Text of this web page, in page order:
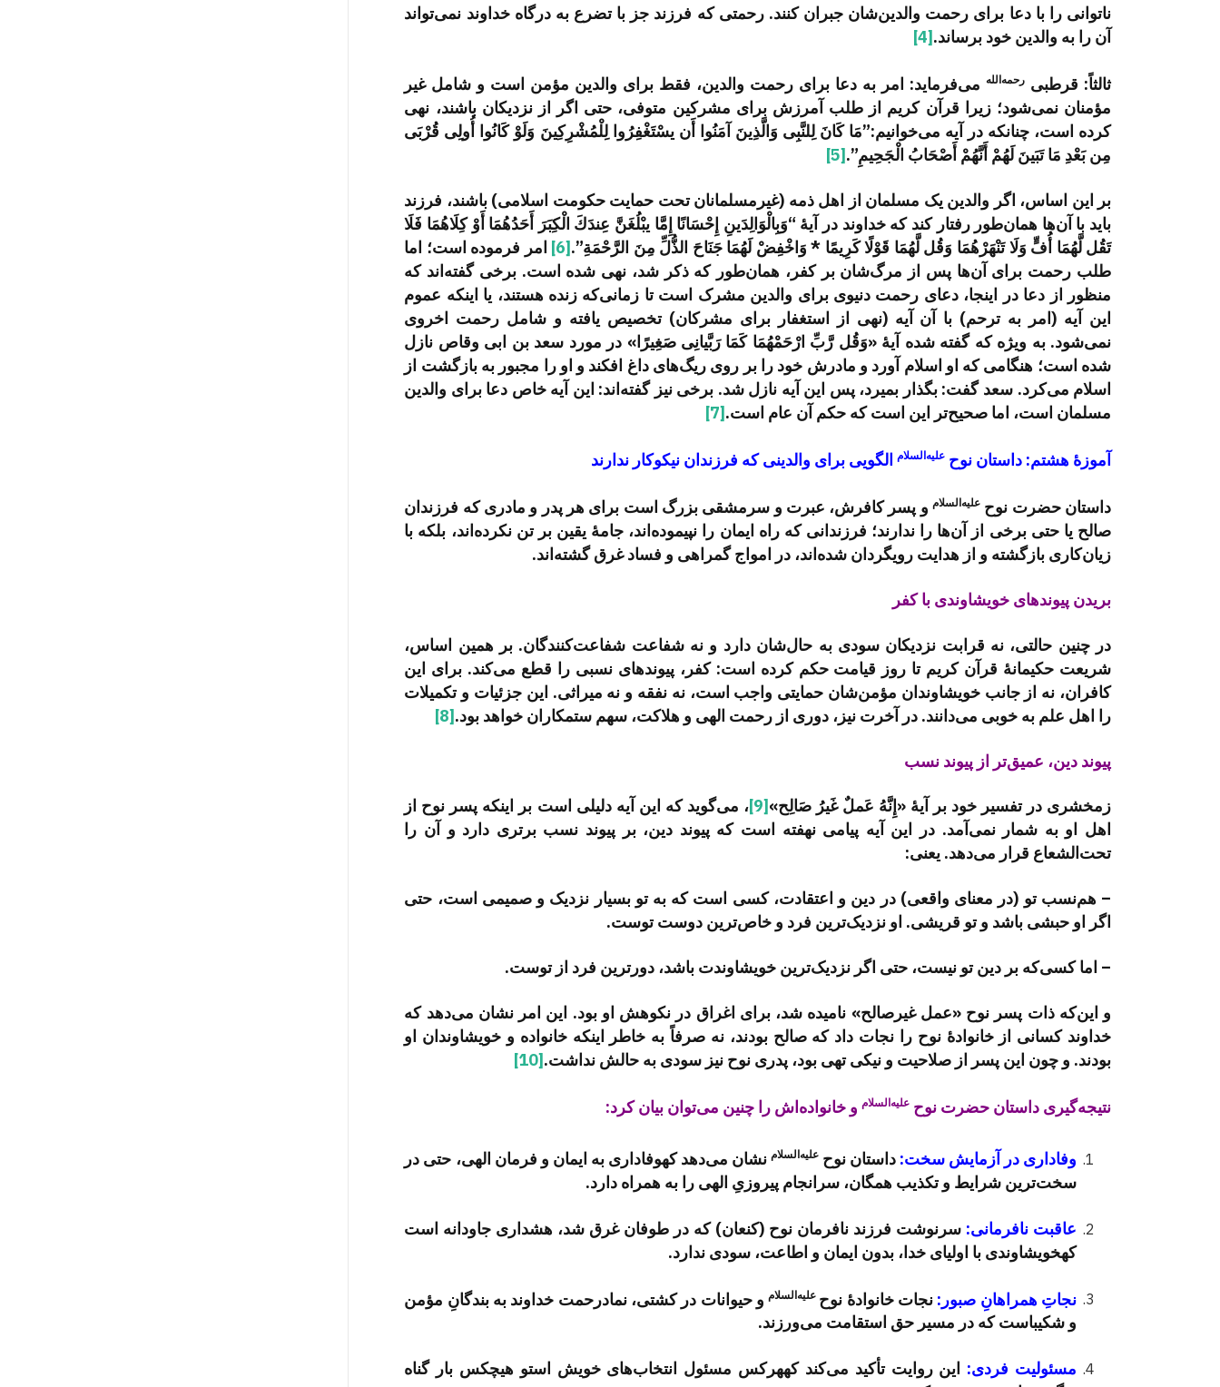
ناتوانی را با دعا برای رحمت والدین‌شان جبران کنند. رحمتی که فرزند جز با تضرع به درگاه خداوند نمی‌تواند
آن را به والدین خود برساند.[4]
ثالثاً: قرطبی رحمهالله می‌فرماید: امر به دعا برای رحمت والدین، فقط برای والدین مؤمن است و شامل غیر
مؤمنان نمی‌شود؛ زیرا قرآن کریم از طلب آمرزش برای مشرکین متوفی، حتی اگر از نزدیکان باشند، نهی
کرده است، چنانکه در آیه می‌خوانیم:”مَا كَانَ لِلنَّبِی وَالَّذِینَ آمَنُوا أَن یسْتَغْفِرُوا لِلْمُشْرِكِینَ وَلَوْ كَانُوا أُولِی قُرْبَى
مِن بَعْدِ مَا تَبَینَ لَهُمْ أَنَّهُمْ أَصْحَابُ الْجَحِیمِ”.[5]
بر این اساس، اگر والدین یک مسلمان از اهل ذمه (غیرمسلمانان تحت حمایت حکومت اسلامی) باشند، فرزند
باید با آن‌ها همان‌طور رفتار کند که خداوند در آیۀ “وَبِالْوَالِدَینِ إِحْسَانًا إِمَّا یبْلُغَنَّ عِندَكَ الْكِبَرَ أَحَدُهُمَا أَوْ كِلَاهُمَا فَلَا
تَقُل لَّهُمَا أُفٍّ وَلَا تَنْهَرْهُمَا وَقُل لَّهُمَا قَوْلًا كَرِیمًا * وَاخْفِضْ لَهُمَا جَنَاحَ الذُّلِّ مِنَ الرَّحْمَةِ”.[6]
امر فرموده است؛ اما
طلب رحمت برای آن‌ها پس از مرگ‌شان بر کفر، همان‌طور که ذکر شد، نهی شده است. برخی گفته‌اند که
منظور از دعا در اینجا، دعای رحمت دنیوی برای والدین مشرک است تا زمانی‌که زنده هستند، یا اینکه عموم
این آیه (امر به ترحم) با آن آیه (نهی از استغفار برای مشرکان) تخصیص یافته و شامل رحمت اخروی
نمی‌شود. به ویژه که گفته شده آیۀ «وَقُل رَّبِّ ارْحَمْهُمَا كَمَا رَبَّیانِی صَغِیرًا» در مورد سعد بن ابی وقاص نازل
شده است؛ هنگامی که او اسلام آورد و مادرش خود را بر روی ریگ‌های داغ افکند و او را مجبور به بازگشت از
اسلام می‌کرد. سعد گفت: بگذار بمیرد، پس این آیه نازل شد. برخی نیز گفته‌اند: این آیه خاص دعا برای والدین
مسلمان است، اما صحیح‌تر این است که حکم آن عام است.[7]
آموزۀ هشتم: داستان نوح علیه‌السلامالگویی برای والدینی که فرزندان نیکوکار ندارند
داستان حضرت نوح علیه‌السلامو پسر کافرش، عبرت و سرمشقی بزرگ است برای هر پدر و مادری که فرزندان
صالح یا حتی برخی از آن‌ها را ندارند؛ فرزندانی که راه ایمان را نپیموده‌اند، جامۀ یقین بر تن نکرده‌اند، بلکه با
زیان‌کاری بازگشته و از هدایت رویگردان شده‌اند، در امواج گمراهی و فساد غرق گشته‌اند.
بریدن پیوندهای خویشاوندی با کفر
در چنین حالتی، نه قرابت نزدیکان سودی به حال‌شان دارد و نه شفاعت شفاعت‌کنندگان. بر همین اساس،
شریعت حکیمانۀ قرآن کریم تا روز قیامت حکم کرده است: کفر، پیوندهای نسبی را قطع می‌کند. برای این
کافران، نه از جانب خویشاوندان مؤمن‌شان حمایتی واجب است، نه نفقه و نه میراثی. این جزئیات و تکمیلات
را اهل علم به خوبی می‌دانند. در آخرت نیز، دوری از رحمت الهی و هلاکت، سهم ستمکاران خواهد بود.[8]
پیوند دین، عمیق‌تر از پیوند نسب
زمخشری در تفسیر خود بر آیۀ «إِنَّهُ عَملٌ غَیرُ صَالِح»[9]
، می‌گوید که این آیه دلیلی است بر اینکه پسر نوح از
اهل او به شمار نمی‌آمد. در این آیه پیامی نهفته است که پیوند دین، بر پیوند نسب برتری دارد و آن را
تحت‌الشعاع قرار می‌دهد. یعنی:
– هم‌نسب تو (در معنای واقعی) در دین و اعتقادت، کسی است که به تو بسیار نزدیک و صمیمی است، حتی
اگر او حبشی باشد و تو قریشی. او نزدیک‌ترین فرد و خاص‌ترین دوست توست.
– اما کسی‌که بر دین تو نیست، حتی اگر نزدیک‌ترین خویشاوندت باشد، دورترین فرد از توست.
و این‌که ذات پسر نوح «عمل غیرصالح» نامیده شد، برای اغراق در نکوهش او بود. این امر نشان می‌دهد که
خداوند کسانی از خانوادۀ نوح را نجات داد که صالح بودند، نه صرفاً به خاطر اینکه خانواده و خویشاوندان او
بودند. و چون این پسر از صلاحیت و نیکی تهی بود، پدری نوح نیز سودی به حالش نداشت.[10]
نتیجه‌گیری داستان حضرت نوح علیه‌السلامو خانواده‌اش را چنین می‌توان بیان کرد:
وفاداری در آزمایش سخت: داستان نوح علیه‌السلامنشان می‌دهد کهوفاداری به ایمان و فرمان الهی، حتی در
سخت‌ترین شرایط و تکذیب همگان، سرانجام پیروزیِ الهی را به همراه دارد.
عاقبت نافرمانی: سرنوشت فرزند نافرمان نوح (کنعان) که در طوفان غرق شد، هشداری جاودانه است
کهخویشاوندی با اولیای خدا، بدون ایمان و اطاعت، سودی ندارد.
نجاتِ همراهانِ صبور: نجات خانوادۀ نوح علیه‌السلامو حیوانات در کشتی، نمادرحمت خداوند به بندگانِ مؤمن
و شکیباست که در مسیر حق استقامت می‌ورزند.
مسئولیت فردی: این روایت تأکید می‌کند کههرکس مسئول انتخاب‌های خویش استو هیچکس بار گناه